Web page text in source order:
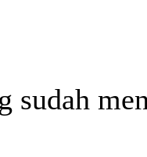
sudah